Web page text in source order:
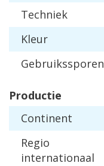
Techniek
Kleur
Gebruikssporen
Productie
Continent
Regio
internationaal